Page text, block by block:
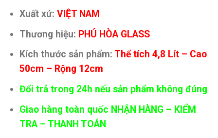
Xuất xứ:VIỆT NAM
Thương hiệu: PHÚ HÒA GLASS
Kích thước sản phẩm: Thể tích 4,8 Lít – Cao
50cm – Rộng 12cm
Đổi trả trong 24h nếu sản phẩm không đúng
Giao hàng toàn quốc NHẬN HÀNG – KIỂM
TRA – THANH TOÁN